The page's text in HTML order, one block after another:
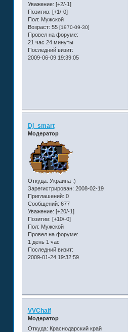
Уважение: [+2/-1]
Позитив: [+1/-0]
Пол: Мужской
Возраст: 55 [1970-09-30]
Провел на форуме:
21 час 24 минуты
Последний визит:
2009-06-09 19:39:05
Dj_smart
Модератор
Откуда: Украина :)
Зарегистрирован: 2008-02-19
Приглашений: 0
Сообщений: 677
Уважение: [+20/-1]
Позитив: [+10/-0]
Пол: Мужской
Провел на форуме:
1 день 1 час
Последний визит:
2009-01-24 19:32:59
VVChaif
Модератор
Откуда: Краснодарский край